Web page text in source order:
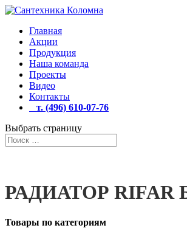
Главная
Акции
Продукция
Наша команда
Проекты
Видео
Контакты
т. (496) 610-07-76
Выбрать страницу
РАДИАТОР
Товары по категориям